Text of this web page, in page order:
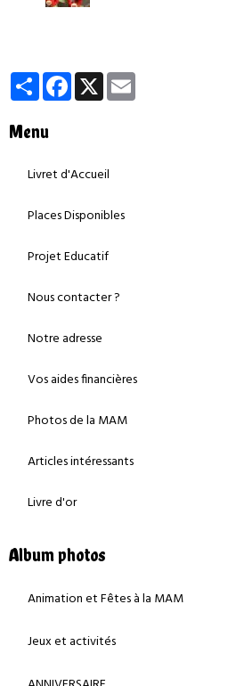
PartagerFacebook
X
Menu
Livret d'Accueil
Places Disponibles
Projet Educatif
Nous contacter ?
Notre adresse
Vos aides financières
Photos de la MAM
Articles intéressants
Livre d'or
Album photos
Animation et Fêtes à la MAM
Jeux et activités